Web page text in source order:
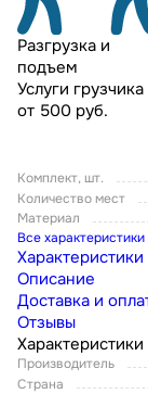
Разгрузка и
подъем
Услуги грузчика
от 500 руб.
Комплект, шт.
Количество мест
Материал
Все характеристики
Характеристики
Описание
Доставка и
Отзывы
Характеристики
Производитель
Страна